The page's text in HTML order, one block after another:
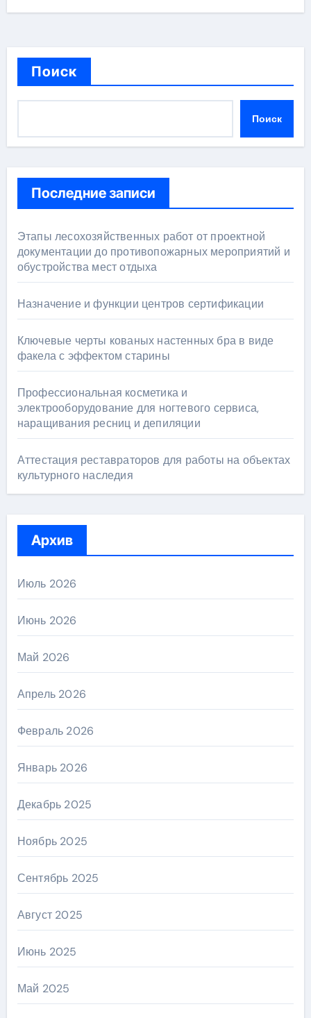
Поиск
Поиск
Последние записи
Этапы лесохозяйственных работ от проектной
документации до противопожарных мероприятий и
обустройства мест отдыха
Назначение и функции центров сертификации
Ключевые черты кованых настенных бра в виде
факела с эффектом старины
Профессиональная косметика и
электрооборудование для ногтевого сервиса,
наращивания ресниц и депиляции
Аттестация реставраторов для работы на объектах
культурного наследия
Архив
Июль 2026
Июнь 2026
Май 2026
Апрель 2026
Февраль 2026
Январь 2026
Декабрь 2025
Ноябрь 2025
Сентябрь 2025
Август 2025
Июнь 2025
Май 2025